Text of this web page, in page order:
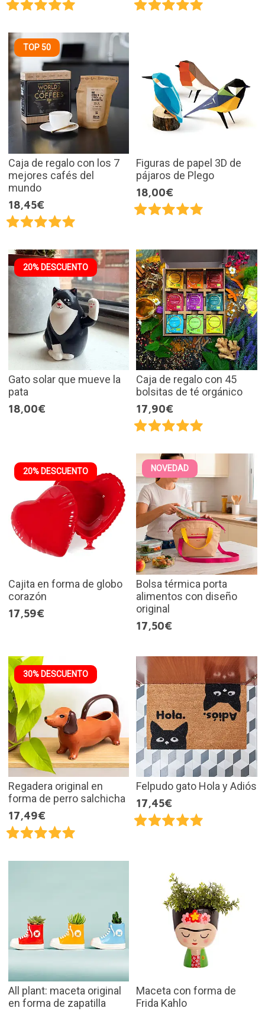
TOP 50
Caja de regalo con los 7
mejores cafés del
mundo
18,45€
Figuras de papel 3D de
pájaros de Plego
18,00€
20% DESCUENTO
Gato solar que mueve la
pata
18,00€
Caja de regalo con 45
bolsitas de té orgánico
17,90€
20% DESCUENTO
Cajita en forma de globo
corazón
17,59€
NOVEDAD
Bolsa térmica porta
alimentos con diseño
original
17,50€
30% DESCUENTO
Regadera original en
forma de perro salchicha
17,49€
Felpudo gato Hola y Adiós
17,45€
All plant: maceta original
en forma de zapatilla
Maceta con forma de
Frida Kahlo